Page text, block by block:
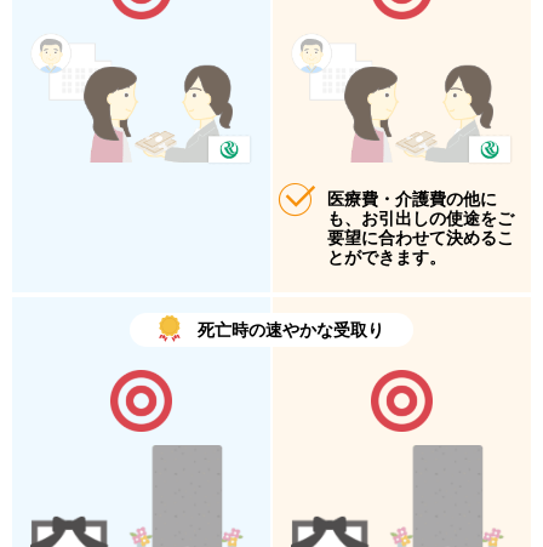
医療費・介護費の他に
も、お引出しの使途をご
要望に合わせて決めるこ
とができます。
死亡時の速やかな受取り